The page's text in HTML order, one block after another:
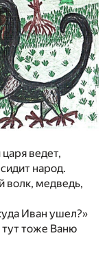
ведет,
народ.
волк, медведь,
Иван ушел?»
тоже Ваню